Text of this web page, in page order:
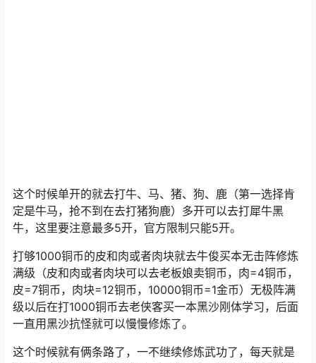
这个时候单开的就去打牛、马、猪、狗、鹿（第一选择肯
定是牛马，抢不到在去打猪狗鹿）多开可以去打犀牛黑